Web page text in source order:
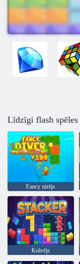
Līdzīgi flash spēles
Fancy nirējs
Krāvējs